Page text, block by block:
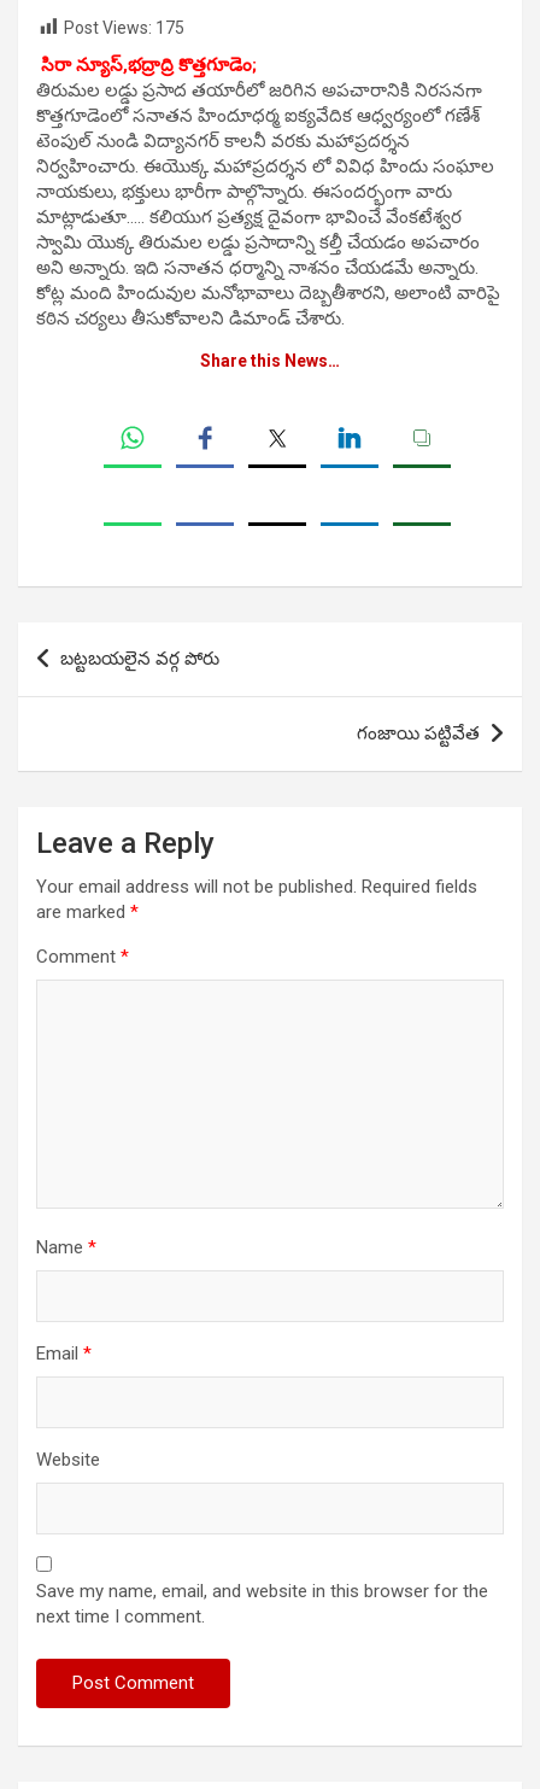
Post Views: 175
సిరా న్యూస్,భద్రాద్రి కొత్తగూడెం;
తిరుమల లడ్డు ప్రసాద తయారీలో జరిగిన అపచారానికి నిరసనగా
కొత్తగూడెంలో సనాతన హిందూధర్మ ఐక్యవేదిక ఆధ్వర్యంలో గణేశ్
టెంపుల్ నుండి విద్యానగర్ కాలనీ వరకు మహాప్రదర్శన
నిర్వహించారు. ఈయొక్క మహాప్రదర్శన లో వివిధ హిందు సంఘాల
నాయకులు, భక్తులు భారీగా పాల్గొన్నారు. ఈసందర్భంగా వారు
మాట్లాడుతూ….. కలియుగ ప్రత్యక్ష దైవంగా భావించే వేంకటేశ్వర
స్వామి యొక్క తిరుమల లడ్డు ప్రసాదాన్ని కల్తీ చేయడం అపచారం
అని అన్నారు. ఇది సనాతన ధర్మాన్ని నాశనం చేయడమే అన్నారు.
కోట్ల మంది హిందువుల మనోభావాలు దెబ్బతీశారని, అలాంటి వారిపై
కఠిన చర్యలు తీసుకోవాలని డిమాండ్ చేశారు.
Share this News…
Post
navigation
బట్టబయలైన వర్గ పోరు
గంజాయి పట్టివేత
Leave a Reply
Your email address will not be published. Required fields
are marked *
Comment *
Name *
Email *
Website
Save my name, email, and website in this browser for the
next time I comment.